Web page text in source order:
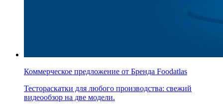
Коммерческое предложение от Бренда Foodatlas
Тестораскатки для любого производства: свежий
видеообзор на две модели.